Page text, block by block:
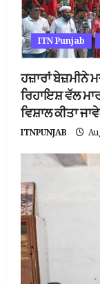
ITN Punjab
ਹਜ਼ਾਰਾਂ ਬੇਜ਼ਮੀਨੇ
ਰਿਹਾਇਸ਼ ਵੱਲ
ਵਿਸ਼ਾਲ ਕੀਤਾ
ITNPUNJAB